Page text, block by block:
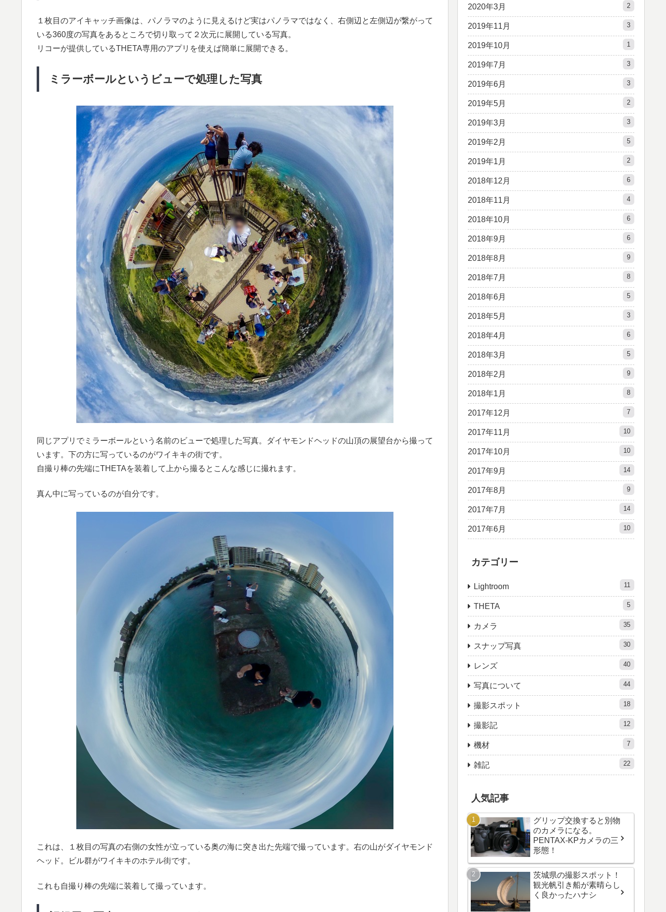
１枚目のアイキャッチ画像は、パノラマのように見えるけど実はパノラマではなく、右側辺と左側辺が繋がって
いる360度の写真をあるところで切り取って２次元に展開している写真。
リコーが提供しているTHETA専用のアプリを使えば簡単に展開できる。
ミラーボールというビューで処理した写真
同じアプリでミラーボールという名前のビューで処理した写真。ダイヤモンドヘッドの山頂の展望台から撮って
います。下の方に写っているのがワイキキの街です。
自撮り棒の先端にTHETAを装着して上から撮るとこんな感じに撮れます。
真ん中に写っているのが自分です。
これは、１枚目の写真の右側の女性が立っている奥の海に突き出た先端で撮っています。右の山がダイヤモンド
ヘッド。ビル群がワイキキのホテル街です。
これも自撮り棒の先端に装着して撮っています。
2020年3月 2
2019年11月 3
2019年10月 1
2019年7月 3
2019年6月 3
2019年5月 2
2019年3月 3
2019年2月 5
2019年1月 2
2018年12月 6
2018年11月 4
2018年10月 6
2018年9月 6
2018年8月 9
2018年7月 8
2018年6月 5
2018年5月 3
2018年4月 6
2018年3月 5
2018年2月 9
2018年1月 8
2017年12月 7
2017年11月 10
2017年10月 10
2017年9月 14
2017年8月 9
2017年7月 14
2017年6月 10
カテゴリー
Lightroom 11
THETA 5
カメラ 35
スナップ写真 30
レンズ 40
写真について 44
撮影スポット 18
撮影記 12
機材 7
雑記 22
人気記事
グリップ交換すると別物
のカメラになる。
PENTAX-KPカメラの三
形態！
茨城県の撮影スポット！
観光帆引き船が素晴らし
く良かったハナシ